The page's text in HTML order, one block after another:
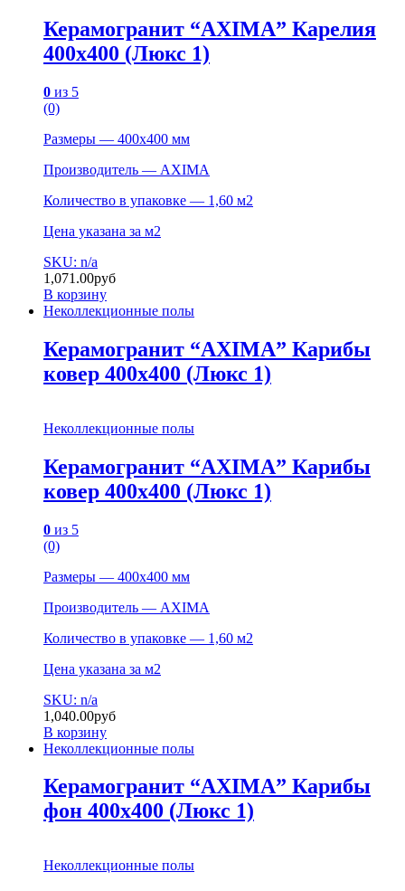
Керамогранит “AXIMA” Карелия
400х400 (Люкс 1)
0 из 5
(0)
Размеры — 400х400 мм
Производитель — AXIMA
Количество в упаковке — 1,60 м2
Цена указана за м2
SKU: n/a
1,071.00руб
В корзину
Неколлекционные полы
Керамогранит “AXIMA” Карибы
ковер 400х400 (Люкс 1)
Неколлекционные полы
Керамогранит “AXIMA” Карибы
ковер 400х400 (Люкс 1)
0 из 5
(0)
Размеры — 400х400 мм
Производитель — AXIMA
Количество в упаковке — 1,60 м2
Цена указана за м2
SKU: n/a
1,040.00руб
В корзину
Неколлекционные полы
Керамогранит “AXIMA” Карибы
фон 400х400 (Люкс 1)
Неколлекционные полы